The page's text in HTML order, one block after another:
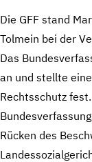
Die GFF stand
Tolmein bei der
Das
an und stellte
Rechtsschutz
Rücken des